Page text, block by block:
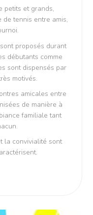
petits et grands,
de tennis entre amis,
proposés durant
débutants comme
sont dispensés par
motivés.
amicales entre
de manière à
familiale tant
la convivialité sont